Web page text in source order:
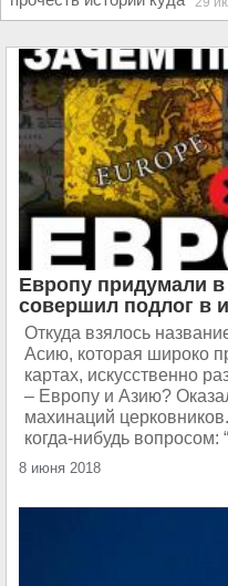
Европу придумали в
совершил подлог в
Откуда взялось
Асию, которая широко
картах, искусственно
– Европу и Азию?
махинаций
когда-нибудь вопросом:
8 июня 2018